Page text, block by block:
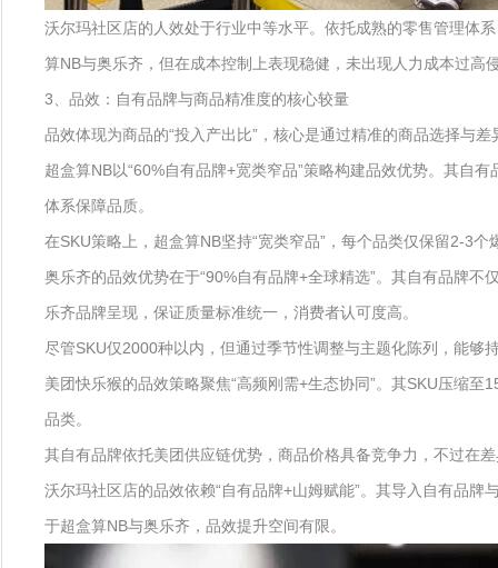
沃尔玛社区店的人效处于行业中等水平。依托成熟的零售管理体
算NB与奥乐齐，但在成本控制上表现稳健，未出现人力成本过高
3、品效：自有品牌与商品精准度的核心较量
品效体现为商品的“投入产出比”，核心是通过精准的商品选择与
超盒算NB以“60%自有品牌+宽类窄品”策略构建品效优势。其自
体系保障品质。
在SKU策略上，超盒算NB坚持“宽类窄品”，每个品类仅保留2-3
奥乐齐的品效优势在于“90%自有品牌+全球精选”。其自有品牌
乐齐品牌呈现，保证质量标准统一，消费者认可度高。
尽管SKU仅2000种以内，但通过季节性调整与主题化陈列，能够
美团快乐猴的品效策略聚焦“高频刚需+生态协同”。其SKU压缩
品类。
其自有品牌依托美团供应链优势，商品价格具备竞争力，不过在
沃尔玛社区店的品效依赖“自有品牌+山姆赋能”。其导入自有品
于超盒算NB与奥乐齐，品效提升空间有限。